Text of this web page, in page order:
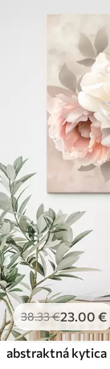
38.33€23.00 €